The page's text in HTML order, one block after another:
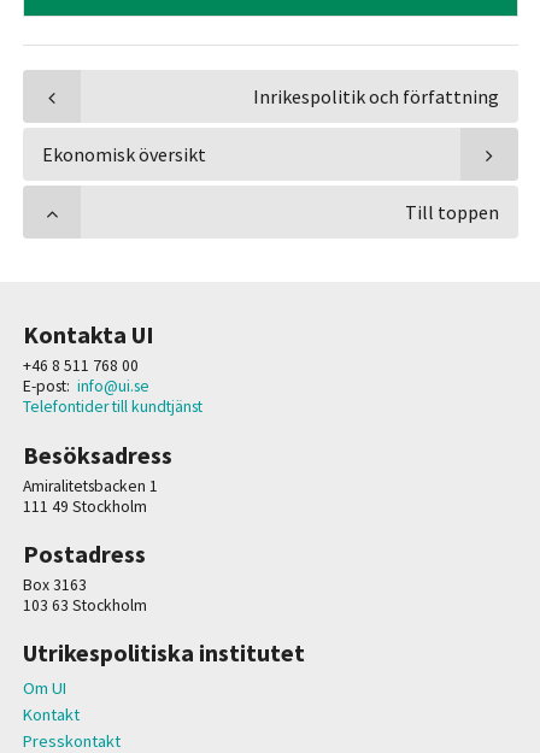
Inrikespolitik och författning
Ekonomisk översikt
Till toppen
Kontakta UI
+46 8 511 768 00
E-post: info@ui.se
Telefontider till kundtjänst
Besöksadress
Amiralitetsbacken 1
111 49 Stockholm
Postadress
Box 3163
103 63 Stockholm
Utrikespolitiska institutet
Om UI
Kontakt
Presskontakt